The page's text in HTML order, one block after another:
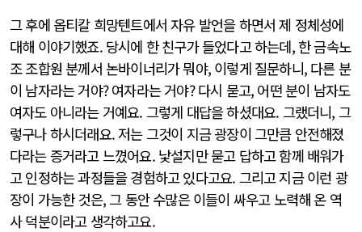
그 후에 옵티칼 희망텐트에서 자유 발언을 하면서 제 정체성에
대해 이야기했죠. 당시에 한 친구가 들었다고 하는데, 한 금속노
조 조합원 분께서 논바이너리가 뭐야, 이렇게 질문하니, 다른 분
이 남자라는 거야? 여자라는 거야? 다시 묻고, 어떤 분이 남자도
여자도 아니라는 거예요. 그렇게 대답을 하셨대요. 그랬더니, 그
렇구나 하시더래요. 저는 그것이 지금 광장이 그만큼 안전해졌
다라는 증거라고 느꼈어요. 낯설지만 묻고 답하고 함께 배워가
고 인정하는 과정들을 경험하고 있다고요. 그리고 지금 이런 광
장이 가능한 것은, 그 동안 수많은 이들이 싸우고 노력해 온 역
사 덕분이라고 생각하고요.